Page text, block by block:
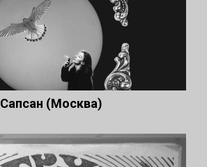
Сапсан (Москва)